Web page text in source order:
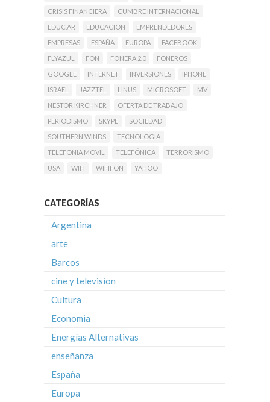
CRISIS FINANCIERA
CUMBRE INTERNACIONAL
EDUC.AR
EDUCACION
EMPRENDEDORES
EMPRESAS
ESPAÑA EUROPA
FACEBOOK
FLYAZUL
FON FONERA 2.0
FONEROS
GOOGLE
INTERNET INVERSIONES
IPHONE
ISRAEL
JAZZTEL LINUS MICROSOFT
MV
NESTOR KIRCHNER
OFERTA DE TRABAJO
PERIODISMO
SKYPE
SOCIEDAD
SOUTHERN WINDS
TECNOLOGIA
TELEFONIA MOVIL
TELEFÓNICA
TERRORISMO
USA
WIFI WIFIFON YAHOO
CATEGORÍAS
Argentina
arte
Barcos
cine y television
Cultura
Economia
Energías Alternativas
enseñanza
España
Europa